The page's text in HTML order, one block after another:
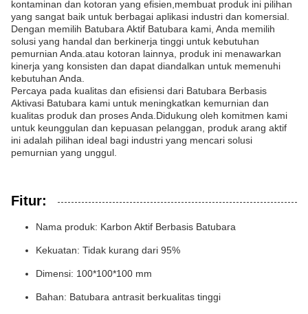
kontaminan dan kotoran yang efisien,membuat produk ini pilihan
yang sangat baik untuk berbagai aplikasi industri dan komersial.
Dengan memilih Batubara Aktif Batubara kami, Anda memilih
solusi yang handal dan berkinerja tinggi untuk kebutuhan
pemurnian Anda.atau kotoran lainnya, produk ini menawarkan
kinerja yang konsisten dan dapat diandalkan untuk memenuhi
kebutuhan Anda.
Percaya pada kualitas dan efisiensi dari Batubara Berbasis
Aktivasi Batubara kami untuk meningkatkan kemurnian dan
kualitas produk dan proses Anda.Didukung oleh komitmen kami
untuk keunggulan dan kepuasan pelanggan, produk arang aktif
ini adalah pilihan ideal bagi industri yang mencari solusi
pemurnian yang unggul.
Fitur:
Nama produk: Karbon Aktif Berbasis Batubara
Kekuatan: Tidak kurang dari 95%
Dimensi: 100*100*100 mm
Bahan: Batubara antrasit berkualitas tinggi